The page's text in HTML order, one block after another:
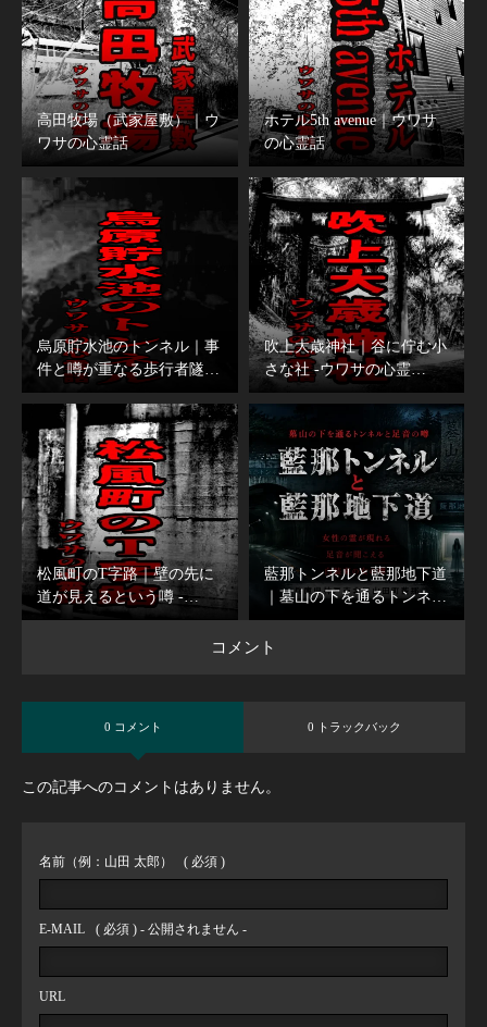
高田牧場（武家屋敷）｜ウ
ワサの心霊話
ホテル5th avenue｜ウワサ
の心霊話
烏原貯水池のトンネル｜事
件と噂が重なる歩行者隧…
吹上大歳神社｜谷に佇む小
さな社 -ウワサの心霊…
松風町のT字路｜壁の先に
道が見えるという噂 -…
藍那トンネルと藍那地下道
｜墓山の下を通るトンネ…
コメント
0 コメント 0 トラックバック
この記事へのコメントはありません。
名前（例：山田 太郎） ( 必須 )
E-MAIL ( 必須 ) - 公開されません -
URL